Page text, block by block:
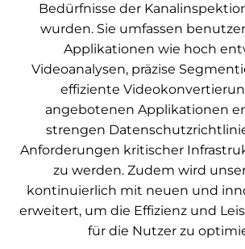
Bedürfnisse der
wurden. Sie umfassen
Applikationen wie hoch
Videoanalysen, präzise
effiziente
angebotenen Applikationen
strengen
Anforderungen kritischer
zu werden. Zudem wird
kontinuierlich mit neuen und
erweitert, um die Effizienz und
für die Nutzer zu